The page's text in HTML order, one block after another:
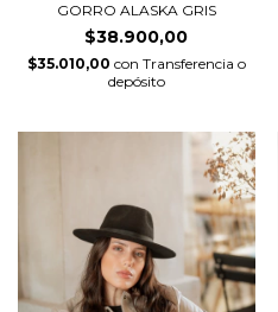
GORRO ALASKA GRIS
$38.900,00
$35.010,00 con Transferencia o
depósito